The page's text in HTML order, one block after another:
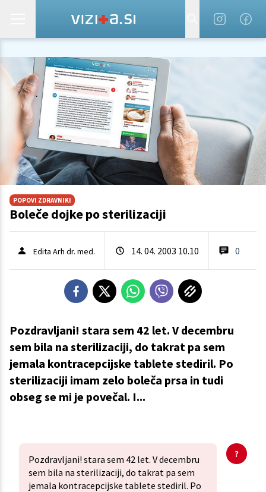
POPOVI ZDRAVNIKI
Boleče dojke po sterilizaciji
Edita Arh dr. med. 14. 04. 2003 10.10 0
Pozdravljani! stara sem 42 let. V decembru
sem bila na sterilizaciji, do takrat pa sem
jemala kontracepcijske tablete stediril. Po
sterilizaciji imam zelo boleča prsa in tudi
obseg se mi je povečal. I...
Pozdravljani! stara sem 42 let. V decembru
sem bila na sterilizaciji, do takrat pa sem
jemala kontracepcijske tablete stediril. Po